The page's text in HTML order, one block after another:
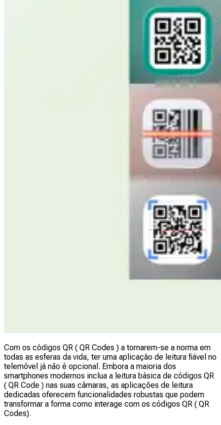
Com os códigos QR ( QR Codes ) a tornarem-se a norma em
todas as esferas da vida, ter uma aplicação de leitura fiável no
telemóvel já não é opcional. Embora a maioria dos
smartphones modernos inclua a leitura básica de códigos QR
( QR Code ) nas suas câmaras, as aplicações de leitura
dedicadas oferecem funcionalidades robustas que podem
transformar a forma como interage com os códigos QR ( QR
Codes).